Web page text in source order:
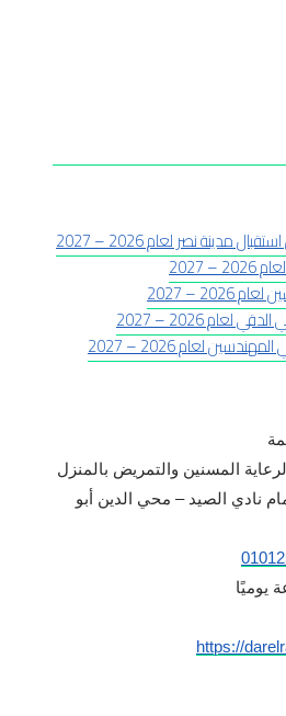
نصر لعام 2026 – 2027
2027
– 2027
2026 – 2027
لعام 2026 – 2027
المسنين والتمريض بالمنزل
– أمام نادي الصيد – محي الدين أبو
https://